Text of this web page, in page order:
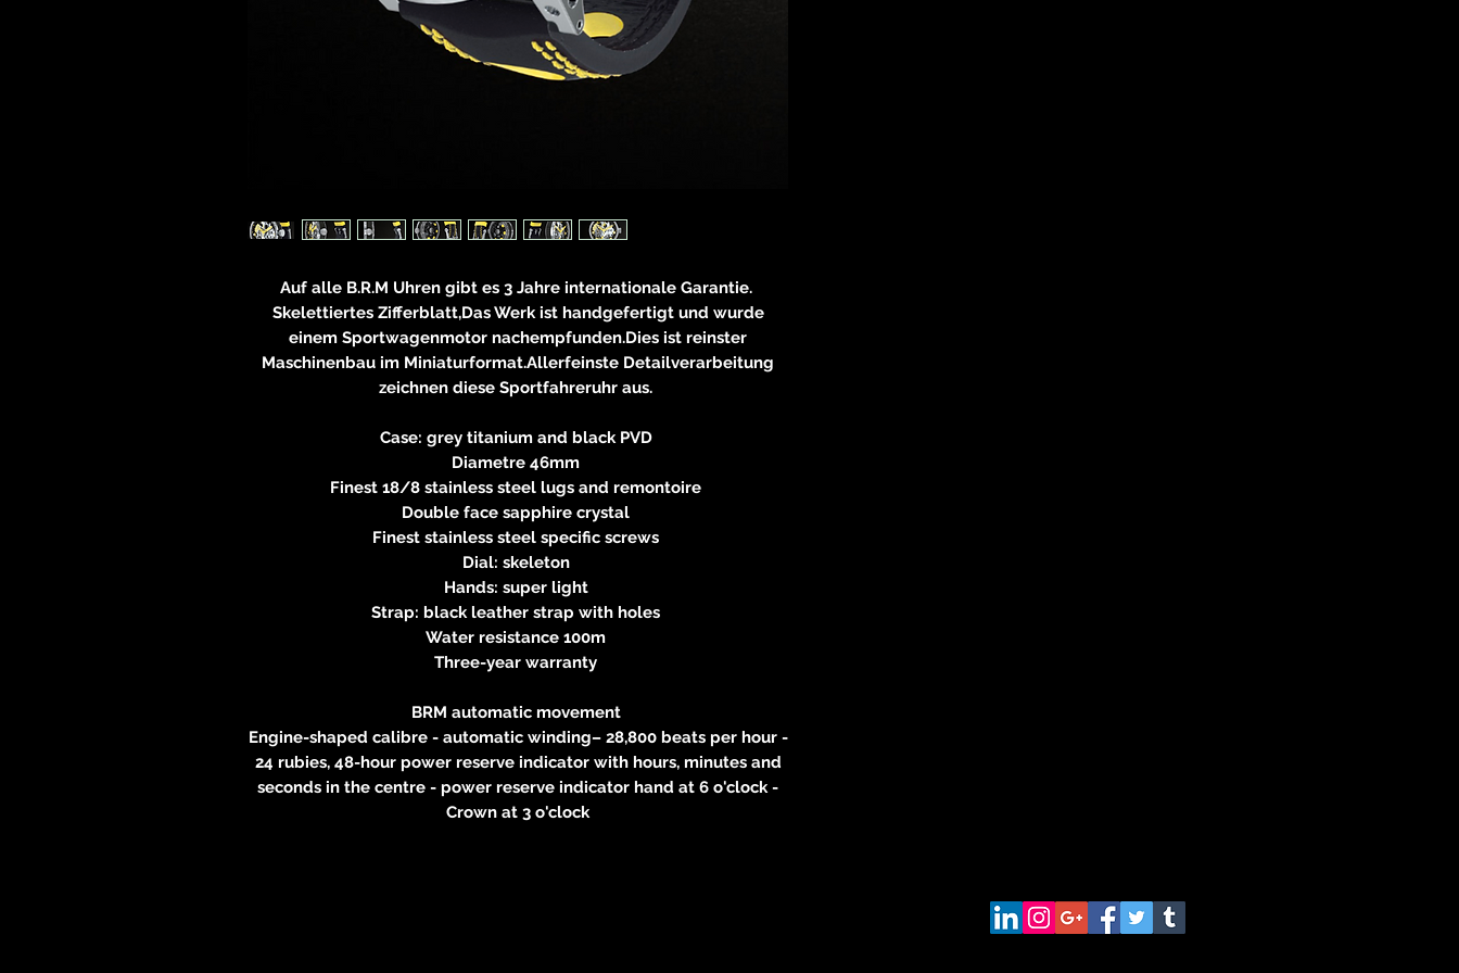
Auf alle B.R.M Uhren gibt es 3 Jahre internationale Garantie.
Skelettiertes Zifferblatt,Das Werk ist handgefertigt und wurde
einem Sportwagenmotor nachempfunden.Dies ist reinster
Maschinenbau im Miniaturformat.Allerfeinste Detailverarbeitung
zeichnen diese Sportfahreruhr aus.
Case: grey titanium and black PVD
Diametre 46mm
Finest 18/8 stainless steel lugs and remontoire
Double face sapphire crystal
Finest stainless steel specific screws
Dial: skeleton
Hands: super light
Strap: black leather strap with holes
Water resistance 100m
Three-year warranty
BRM automatic movement
Engine-shaped calibre - automatic winding– 28,800 beats per hour -
24 rubies, 48-hour power reserve indicator with hours, minutes and
seconds in the centre - power reserve indicator hand at 6 o'clock -
Crown at 3 o'clock